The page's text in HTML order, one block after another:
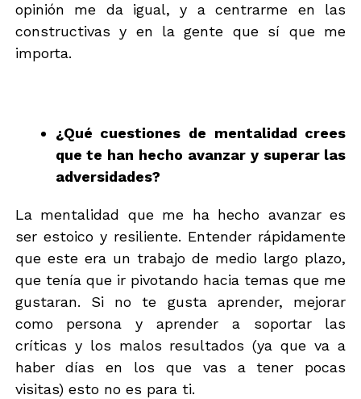
opinión me da igual, y a centrarme en las
constructivas y en la gente que sí que me
importa.
¿Qué cuestiones de mentalidad crees
que te han hecho avanzar y superar las
adversidades?
La mentalidad que me ha hecho avanzar es
ser estoico y resiliente. Entender rápidamente
que este era un trabajo de medio largo plazo,
que tenía que ir pivotando hacia temas que me
gustaran. Si no te gusta aprender, mejorar
como persona y aprender a soportar las
críticas y los malos resultados (ya que va a
haber días en los que vas a tener pocas
visitas) esto no es para ti.